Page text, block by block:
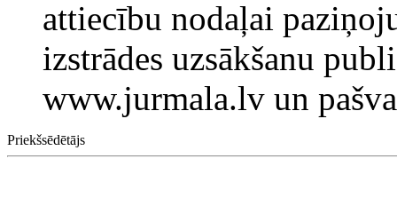
attiecību nodaļai
izstrādes uzsākšanu
www.jurmala.lv un
Priekšsēdētājs